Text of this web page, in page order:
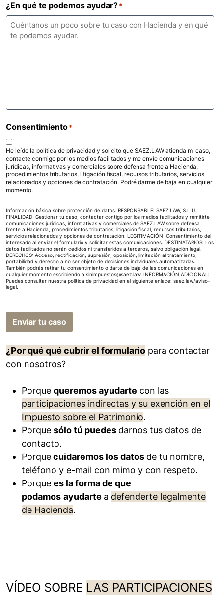
¿En qué te podemos ayudar?*
Consentimiento*
He leído la política de privacidad y solicito que SAEZ.LAW atienda mi caso,
contacte conmigo por los medios facilitados y me envíe comunicaciones
jurídicas, informativas y comerciales sobre defensa frente a Hacienda,
procedimientos tributarios, litigación fiscal, recursos tributarios, servicios
relacionados y opciones de contratación. Podré darme de baja en cualquier
momento.
Información básica sobre protección de datos. RESPONSABLE: SAEZ.LAW, S.L.U.
FINALIDAD: Gestionar tu caso, contactar contigo por los medios facilitados y remitirte
comunicaciones jurídicas, informativas y comerciales de SAEZ.LAW sobre defensa
frente a Hacienda, procedimientos tributarios, litigación fiscal, recursos tributarios,
servicios relacionados y opciones de contratación. LEGITIMACIÓN: Consentimiento del
interesado al enviar el formulario y solicitar estas comunicaciones. DESTINATARIOS: Los
datos facilitados no serán cedidos ni transferidos a terceros, salvo obligación legal.
DERECHOS: Acceso, rectificación, supresión, oposición, limitación al tratamiento,
portabilidad y derecho a no ser objeto de decisiones individuales automatizadas.
También podrás retirar tu consentimiento o darte de baja de las comunicaciones en
cualquier momento escribiendo a sinimpuestos@saez.law. INFORMACIÓN ADICIONAL:
Puedes consultar nuestra política de privacidad en el siguiente enlace: saez.law/aviso-
legal.
Enviar tu caso
¿Por qué qué cubrir el formulario para contactar
con nosotros?
Porque queremos ayudarte con las
participaciones indirectas y su exención en el
Impuesto sobre el Patrimonio.
Porque sólo tú puedes darnos tus datos de
contacto.
Porquecuidaremos los datos de tu nombre,
teléfono y e-mail con mimo y con respeto.
Porque es la forma de que
podamos ayudarte a defenderte legalmente
de Hacienda.
VÍDEO SOBRE LAS PARTICIPACIONES